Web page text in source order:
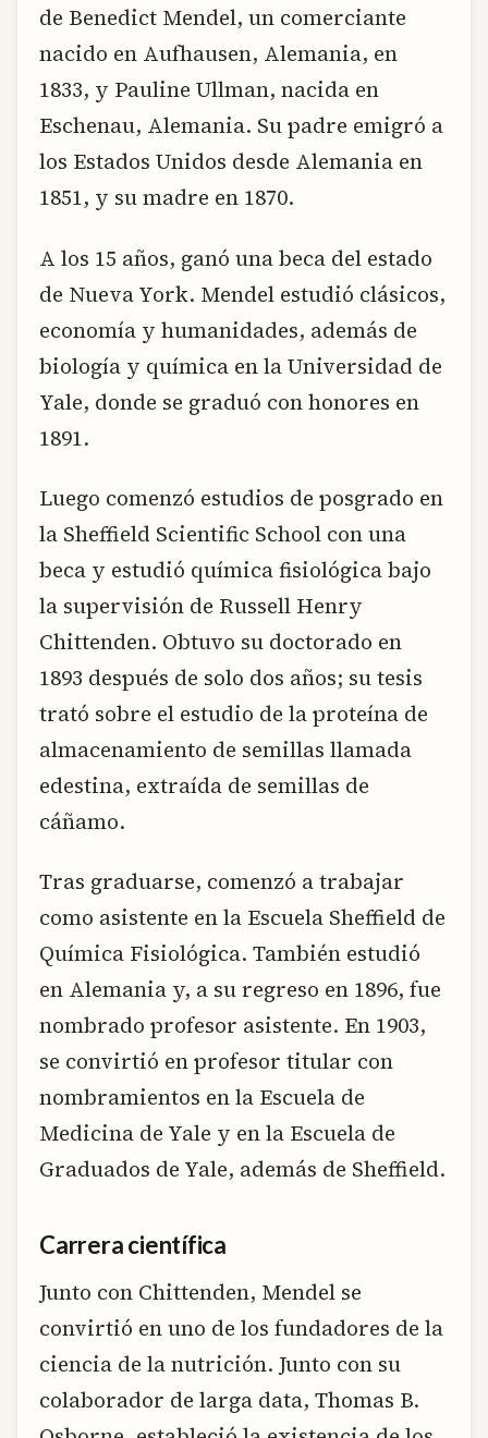
de Benedict Mendel, un comerciante
nacido en Aufhausen, Alemania, en
1833, y Pauline Ullman, nacida en
Eschenau, Alemania. Su padre emigró a
los Estados Unidos desde Alemania en
1851, y su madre en 1870.
A los 15 años, ganó una beca del estado
de Nueva York. Mendel estudió clásicos,
economía y humanidades, además de
biología y química en la Universidad de
Yale, donde se graduó con honores en
1891.
Luego comenzó estudios de posgrado en
la Sheffield Scientific School con una
beca y estudió química fisiológica bajo
la supervisión de Russell Henry
Chittenden. Obtuvo su doctorado en
1893 después de solo dos años; su tesis
trató sobre el estudio de la proteína de
almacenamiento de semillas llamada
edestina, extraída de semillas de
cáñamo.
Tras graduarse, comenzó a trabajar
como asistente en la Escuela Sheffield de
Química Fisiológica. También estudió
en Alemania y, a su regreso en 1896, fue
nombrado profesor asistente. En 1903,
se convirtió en profesor titular con
nombramientos en la Escuela de
Medicina de Yale y en la Escuela de
Graduados de Yale, además de Sheffield.
Carrera científica
Junto con Chittenden, Mendel se
convirtió en uno de los fundadores de la
ciencia de la nutrición. Junto con su
colaborador de larga data, Thomas B.